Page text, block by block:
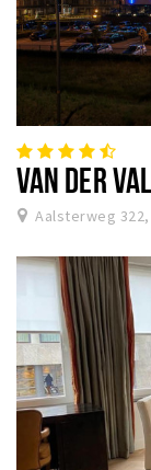
VAN DER
Aalsterweg